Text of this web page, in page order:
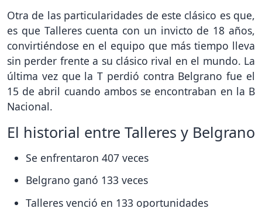
Otra de las particularidades de este clásico es que,
es que Talleres cuenta con un invicto de 18 años,
convirtiéndose en el equipo que más tiempo lleva
sin perder frente a su clásico rival en el mundo. La
última vez que la T perdió contra Belgrano fue el
15 de abril cuando ambos se encontraban en la B
Nacional.
El historial entre Talleres y Belgrano
Se enfrentaron 407 veces
Belgrano ganó 133 veces
Talleres venció en 133 oportunidades